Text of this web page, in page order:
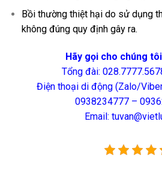
Bồi thường thiệt hại do sử dụng
không đúng quy định gây ra.
Hãy gọi cho chúng
Tổng đài:
Điện thoại di động (Zalo/
0938234777 –
Email: